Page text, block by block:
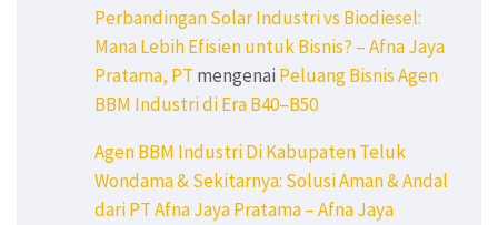
Perbandingan Solar Industri vs Biodiesel:
Mana Lebih Efisien untuk Bisnis? – Afna Jaya
Pratama, PT mengenai Peluang Bisnis Agen
BBM Industri di Era B40–B50
Agen BBM Industri Di Kabupaten Teluk
Wondama & Sekitarnya: Solusi Aman & Andal
dari PT Afna Jaya Pratama – Afna Jaya